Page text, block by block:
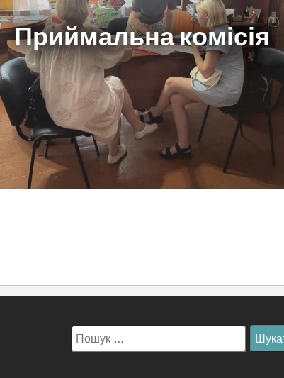
Приймальна комісія
Пошук: